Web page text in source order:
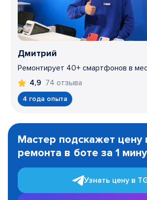
Дмитрий
Ремонтирует 40+ смартфонов в
4,9 74 отзыва
4 года опыта
1
Мастер подскажет цену
ремонта в боте за 1
Узнать цену в